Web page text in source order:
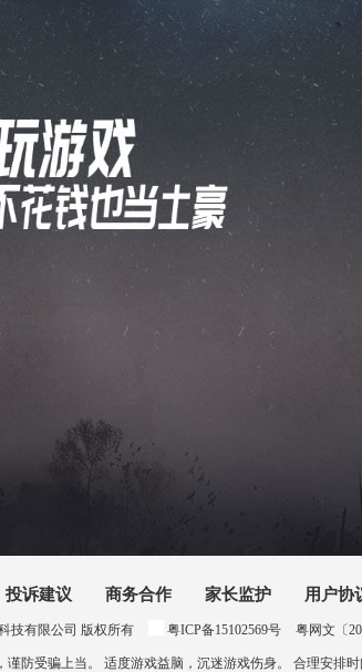
投诉建议 商务合作 家长监护 用户协
技有限公司 版权所有 粤ICP备15102569号 粤网文〔
防受骗上当。 适度游戏益脑，沉迷游戏伤身。 合理安排